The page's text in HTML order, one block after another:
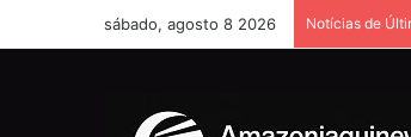
sábado, agosto 8 2026 Notícias de